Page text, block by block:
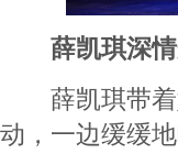
薛凯琪深情
薛凯琪带着
动，一边缓缓